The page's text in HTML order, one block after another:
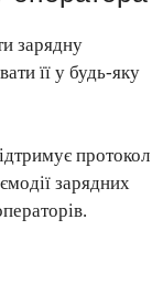
зарядну
її у будь-яку
протокол
зарядних